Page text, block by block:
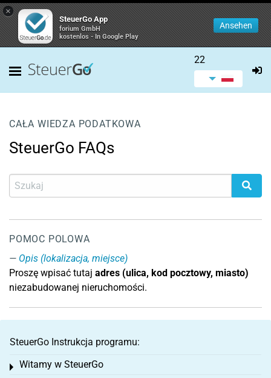
×
SteuerGo App
forium GmbH
kostenlos - In Google Play
Ansehen
22
CAŁA WIEDZA PODATKOWA
SteuerGo FAQs
POMOC POLOWA
Opis (lokalizacja, miejsce)
Proszę wpisać tutaj adres (ulica, kod pocztowy, miasto)
niezabudowanej nieruchomości.
SteuerGo Instrukcja programu:
Witamy w SteuerGo
Toggle menu